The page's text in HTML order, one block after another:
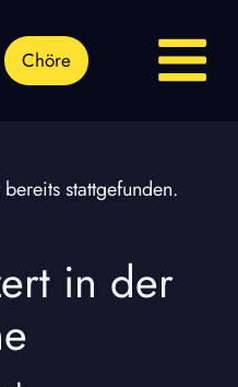
Chöre
stattgefunden.
in der